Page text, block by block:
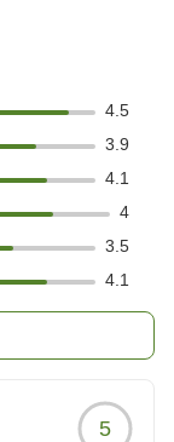
4.5
3.9
4.1
4
3.5
4.1
5